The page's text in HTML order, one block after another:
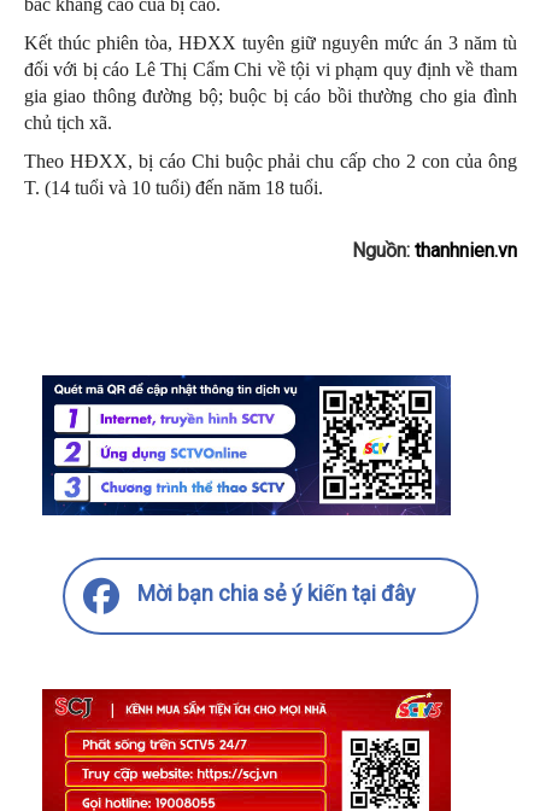
bác kháng cáo của bị cáo.
Kết thúc phiên tòa, HĐXX tuyên giữ nguyên mức án 3 năm tù
đối với bị cáo Lê Thị Cẩm Chi về tội vi phạm quy định về tham
gia giao thông đường bộ; buộc bị cáo bồi thường cho gia đình
chủ tịch xã.
Theo HĐXX, bị cáo Chi buộc phải chu cấp cho 2 con của ông
T. (14 tuổi và 10 tuổi) đến năm 18 tuổi.
Nguồn: thanhnien.vn
Mời bạn chia sẻ ý kiến tại đây